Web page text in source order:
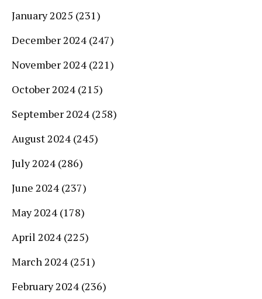
January 2025 (231)
December 2024 (247)
November 2024 (221)
October 2024 (215)
September 2024 (258)
August 2024 (245)
July 2024 (286)
June 2024 (237)
May 2024 (178)
April 2024 (225)
March 2024 (251)
February 2024 (236)